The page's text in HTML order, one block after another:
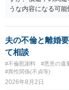
書士との協議にな
の見極めや，相手
定しているのかに
す。 ④性交類似行
あれば，本人（行
り変わらないように
もよいように思いま
しかなくなるように
談して進めることを
うな内容になる可
情によって対応が
実です。
夫の不倫と離婚
て相談
#不倫慰謝料 #悪意の遺
#異性関係(不貞等)
2026年8月2日